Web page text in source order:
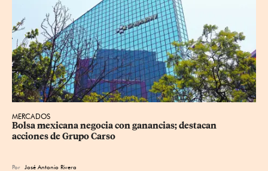
MERCADOS
Bolsa mexicana negocia con ganancias; destacan
acciones de Grupo Carso
Por José Antonio Rivera